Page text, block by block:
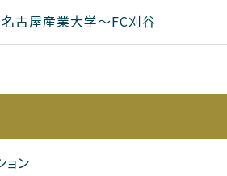
古屋産業大学〜FC刈谷
ョン